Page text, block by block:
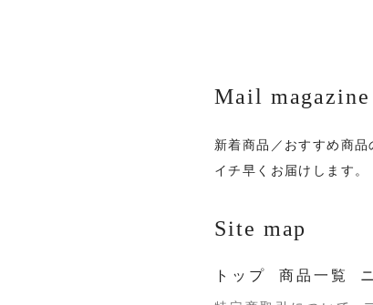
Mail magazine
新着商品／おすすめ商品
イチ早くお届けします。
Site map
トップ 商品一覧